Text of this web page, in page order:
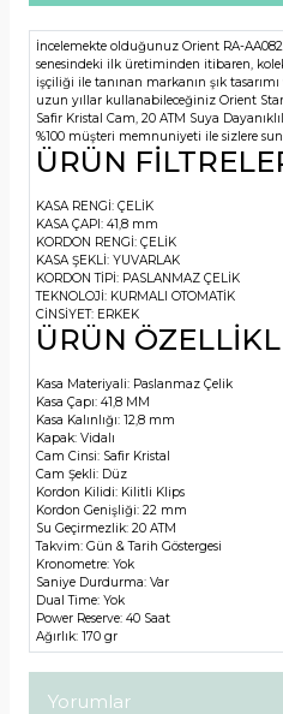
İncelemekte olduğunuz Orient RA-
senesindeki ilk üretiminden itibaren,
işçiliği ile tanınan markanın şık
uzun yıllar kullanabileceğiniz Orient
Safir Kristal Cam, 20 ATM Suya
%100 müşteri memnuniyeti ile sizlere
ÜRÜN
KASA RENGİ: ÇELİK
KASA ÇAPI: 41,8 mm
KORDON RENGİ: ÇELİK
KASA ŞEKLİ: YUVARLAK
KORDON TİPİ: PASLANMAZ ÇELİK
TEKNOLOJİ: KURMALI OTOMATİK
CİNSİYET: ERKEK
ÜRÜN
Kasa Materiyali: Paslanmaz Çelik
Kasa Çapı: 41,8 MM
Kasa Kalınlığı: 12,8 mm
Kapak: Vidalı
Cam Cinsi: Safir Kristal
Cam Şekli: Düz
Kordon Kilidi: Kilitli Klips
Kordon Genişliği: 22 mm
Su Geçirmezlik: 20 ATM
Takvim: Gün & Tarih Göstergesi
Kronometre: Yok
Saniye Durdurma: Var
Dual Time: Yok
Power Reserve: 40 Saat
Ağırlık: 170 gr
Yorumlar